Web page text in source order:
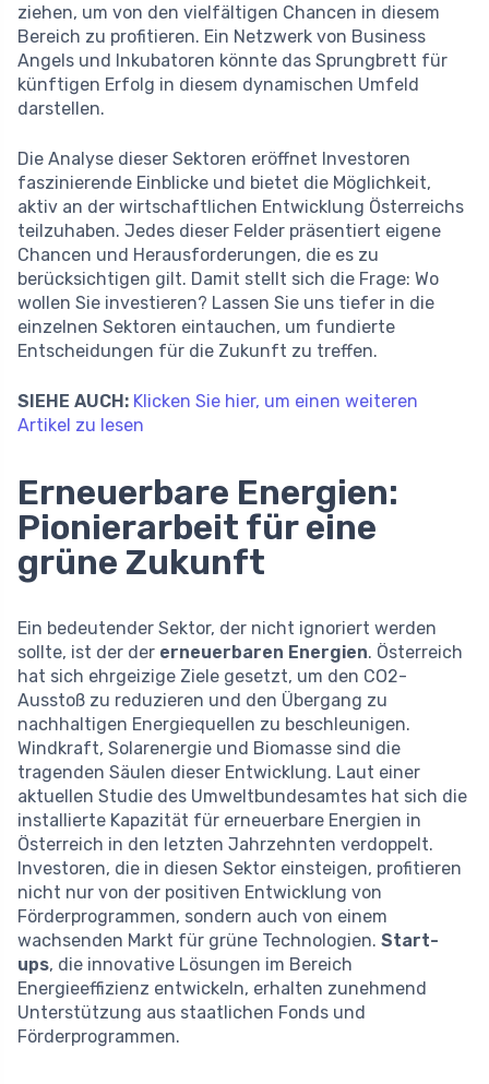
ziehen, um von den vielfältigen Chancen in diesem
Bereich zu profitieren. Ein Netzwerk von Business
Angels und Inkubatoren könnte das Sprungbrett für
künftigen Erfolg in diesem dynamischen Umfeld
darstellen.
Die Analyse dieser Sektoren eröffnet Investoren
faszinierende Einblicke und bietet die Möglichkeit,
aktiv an der wirtschaftlichen Entwicklung Österreichs
teilzuhaben. Jedes dieser Felder präsentiert eigene
Chancen und Herausforderungen, die es zu
berücksichtigen gilt. Damit stellt sich die Frage: Wo
wollen Sie investieren? Lassen Sie uns tiefer in die
einzelnen Sektoren eintauchen, um fundierte
Entscheidungen für die Zukunft zu treffen.
SIEHE AUCH: Klicken Sie hier, um einen weiteren
Artikel zu lesen
Erneuerbare Energien:
Pionierarbeit für eine
grüne Zukunft
Ein bedeutender Sektor, der nicht ignoriert werden
sollte, ist der der erneuerbaren Energien. Österreich
hat sich ehrgeizige Ziele gesetzt, um den CO2-
Ausstoß zu reduzieren und den Übergang zu
nachhaltigen Energiequellen zu beschleunigen.
Windkraft, Solarenergie und Biomasse sind die
tragenden Säulen dieser Entwicklung. Laut einer
aktuellen Studie des Umweltbundesamtes hat sich die
installierte Kapazität für erneuerbare Energien in
Österreich in den letzten Jahrzehnten verdoppelt.
Investoren, die in diesen Sektor einsteigen, profitieren
nicht nur von der positiven Entwicklung von
Förderprogrammen, sondern auch von einem
wachsenden Markt für grüne Technologien. Start-
ups, die innovative Lösungen im Bereich
Energieeffizienz entwickeln, erhalten zunehmend
Unterstützung aus staatlichen Fonds und
Förderprogrammen.